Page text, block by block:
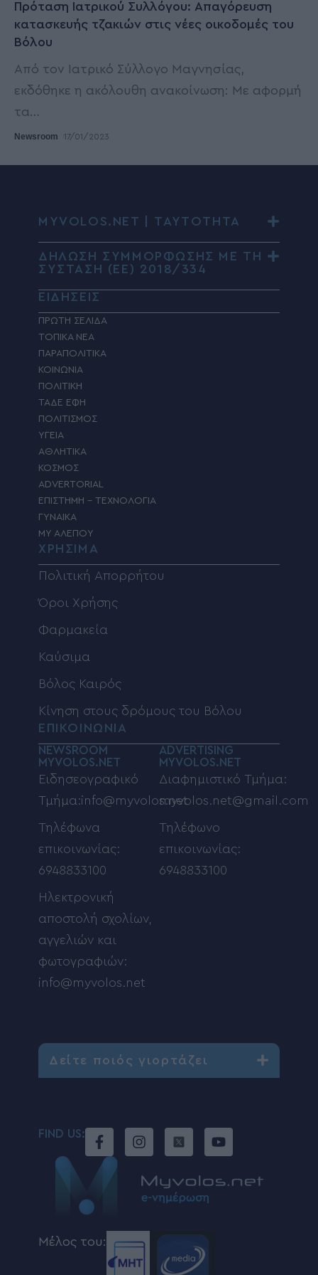
Πρόταση Ιατρικού Συλλόγου: Απαγόρευση
κατασκευής τζακιών στις νέες οικοδομές του
Βόλου
Από τον Ιατρικό Σύλλογο Μαγνησίας,
εκδόθηκε η ακόλουθη ανακοίνωση: Με αφορμή
τα…
Newsroom 17/01/2023
MYVOLOS.NET | ΤΑΥΤΟΤΗΤΑ
ΔΗΛΩΣΗ ΣΥΜΜΟΡΦΩΣΗΣ ΜΕ ΤΗ
ΣΥΣΤΑΣΗ (ΕΕ) 2018/334
ΕΙΔΗΣΕΙΣ
ΠΡΩΤΗ ΣΕΛΙΔΑ
ΤΟΠΙΚΑ ΝΕΑ
ΠΑΡΑΠΟΛΙΤΙΚΑ
ΚΟΙΝΩΝΙΑ
ΠΟΛΙΤΙΚΗ
ΤΑΔΕ ΕΦΗ
ΠΟΛΙΤΙΣΜΟΣ
ΥΓΕΙΑ
ΑΘΛΗΤΙΚΑ
ΚΟΣΜΟΣ
ADVERTORIAL
ΕΠΙΣΤΗΜΗ – ΤΕΧΝΟΛΟΓΙΑ
ΓΥΝΑΙΚΑ
MY ΑΛΕΠΟΥ
ΧΡΗΣΙΜΑ
Πολιτική Απορρήτου
Όροι Χρήσης
Φαρμακεία
Καύσιμα
Βόλος Καιρός
Κίνηση στους δρόμους του Βόλου
ΕΠΙΚΟΙΝΩΝΙΑ
NEWSROOM
MYVOLOS.NET
Ειδησεογραφικό
Τμήμα:info@myvolos.net
Τηλέφωνα
επικοινωνίας:
6948833100
Ηλεκτρονική
αποστολή σχολίων,
αγγελιών και
φωτογραφιών:
info@myvolos.net
ADVERTISING
MYVOLOS.NET
Διαφημιστικό Τμήμα:
myvolos.net@gmail.com
Τηλέφωνο
επικοινωνίας:
6948833100
Δείτε ποιός γιορτάζει
FIND US:
Μέλος του: